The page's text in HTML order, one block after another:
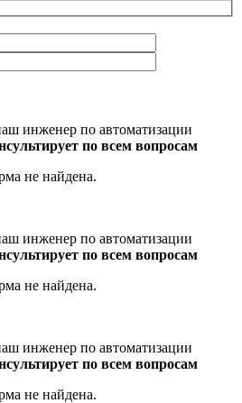
инженер по автоматизации
по всем вопросам
не найдена.
инженер по автоматизации
по всем вопросам
не найдена.
инженер по автоматизации
по всем вопросам
не найдена.